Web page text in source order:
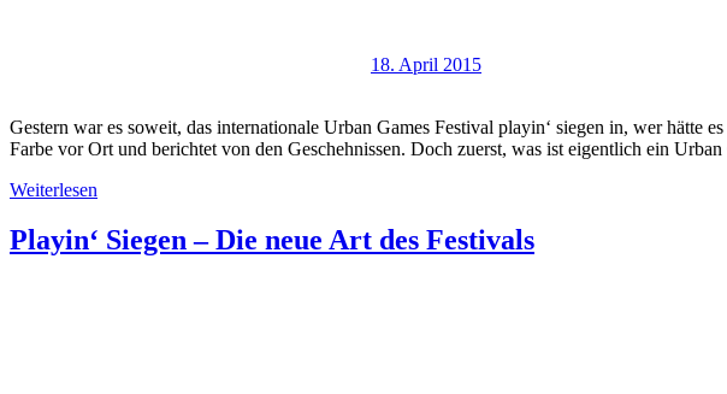
18. April 2015
Gestern war es soweit, das internationale Urban Games Festival playin‘ siegen in, wer
Farbe vor Ort und berichtet von den Geschehnissen. Doch zuerst, was ist eigentlich ein
Weiterlesen
Playin‘ Siegen – Die neue Art des Festivals